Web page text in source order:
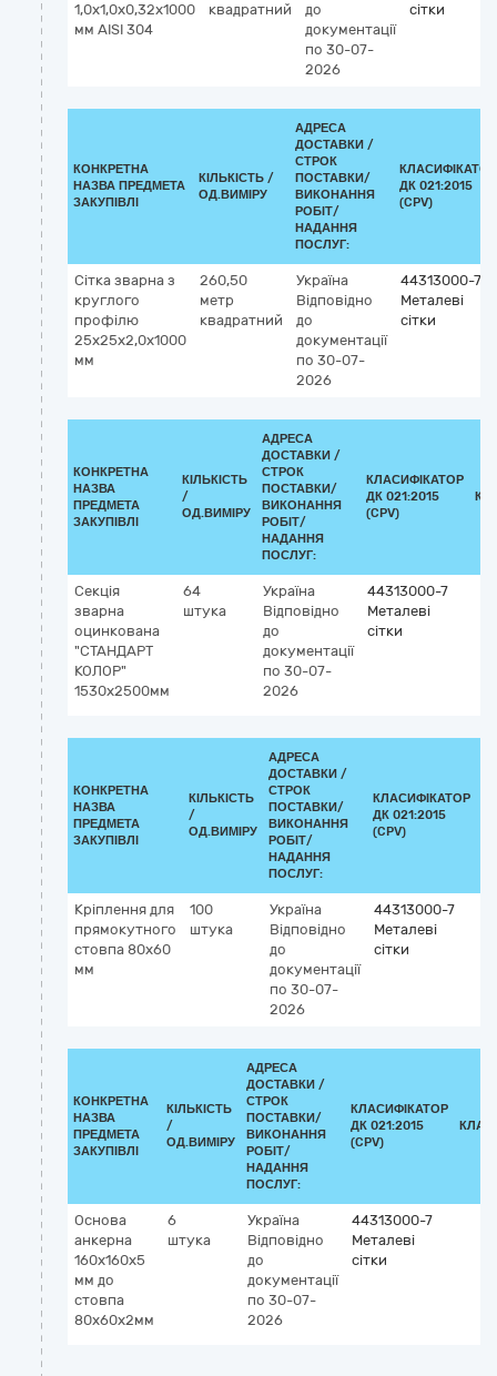
1,0х1,0х0,32х1000
мм AISI 304
квадратний
до
документації
по 30-07-
2026
сітки
КОНКРЕТНА
НАЗВА ПРЕДМЕТА
ЗАКУПІВЛІ
КІЛЬКІСТЬ /
ОД.ВИМІРУ
АДРЕСА
ДОСТАВКИ /
СТРОК
ПОСТАВКИ/
ВИКОНАННЯ
РОБІТ/
НАДАННЯ
ПОСЛУГ:
КЛАСИФІКАТОР
ДК 021:2015
(CPV)
Сітка зварна з
круглого
профілю
25х25х2,0х1000
мм
260,50
метр
квадратний
Україна
Відповідно
до
документації
по 30-07-
2026
44313000-7
Металеві
сітки
КОНКРЕТНА
НАЗВА
ПРЕДМЕТА
ЗАКУПІВЛІ
КІЛЬКІСТЬ
/
ОД.ВИМІРУ
АДРЕСА
ДОСТАВКИ /
СТРОК
ПОСТАВКИ/
ВИКОНАННЯ
РОБІТ/
НАДАННЯ
ПОСЛУГ:
КЛАСИФІКАТОР
ДК 021:2015
(CPV)
Секція
зварна
оцинкована
"СТАНДАРТ
КОЛОР"
1530х2500мм
64
штука
Україна
Відповідно
до
документації
по 30-07-
2026
44313000-7
Металеві
сітки
КОНКРЕТНА
НАЗВА
ПРЕДМЕТА
ЗАКУПІВЛІ
КІЛЬКІСТЬ
/
ОД.ВИМІРУ
АДРЕСА
ДОСТАВКИ /
СТРОК
ПОСТАВКИ/
ВИКОНАННЯ
РОБІТ/
НАДАННЯ
ПОСЛУГ:
КЛАСИФІКАТОР
ДК 021:2015
(CPV)
Кріплення для
прямокутного
стовпа 80х60
мм
100
штука
Україна
Відповідно
до
документації
по 30-07-
2026
44313000-7
Металеві
сітки
КОНКРЕТНА
НАЗВА
ПРЕДМЕТА
ЗАКУПІВЛІ
КІЛЬКІСТЬ
/
ОД.ВИМІРУ
АДРЕСА
ДОСТАВКИ /
СТРОК
ПОСТАВКИ/
ВИКОНАННЯ
РОБІТ/
НАДАННЯ
ПОСЛУГ:
КЛАСИФІКАТОР
ДК 021:2015
(CPV)
Основа
анкерна
160х160х5
мм до
стовпа
80х60х2мм
6
штука
Україна
Відповідно
до
документації
по 30-07-
2026
44313000-7
Металеві
сітки